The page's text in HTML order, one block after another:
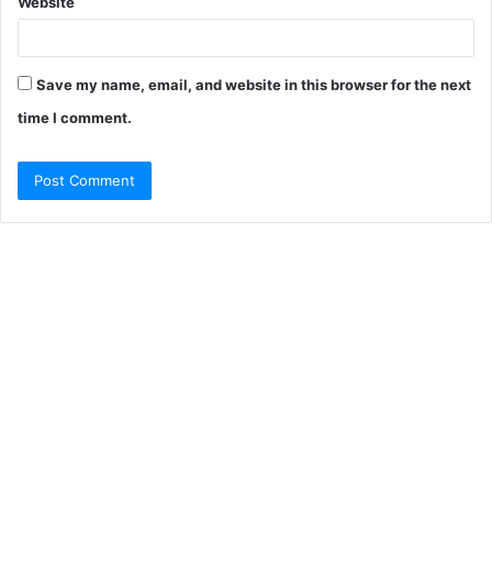
Save my name, email, and website in this browser for the next
time I comment.